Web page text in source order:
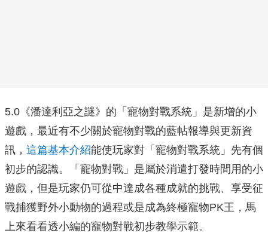
5.0《潘達利亞之謎》的「寵物對戰系統」是新增的小
遊戲，最近有不少關於寵物對戰的藍帖報導與更新資
訊， 這篇基本介紹能使玩家對「寵物對戰系統」先有個
初步的認識。「寵物對戰」是屬於消遣打發時間用的小
遊戲，但是玩家仍可從中達成各種成就的挑戰、享受征
戰捕獲野外小動物的過程或是成為終極寵物PK王，馬
上來看看透小編的寵物對戰初步教學示範。